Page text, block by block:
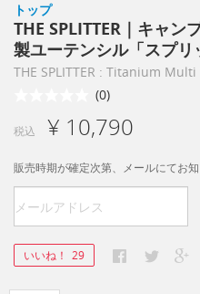
トップ
THE SPLITTER｜キャン
製ユーテンシル「スプリ
THE SPLITTER : Titanium
(0)
税込 ¥ 10,790
販売時期が確定次第、メールにてお知
いいね！ 29